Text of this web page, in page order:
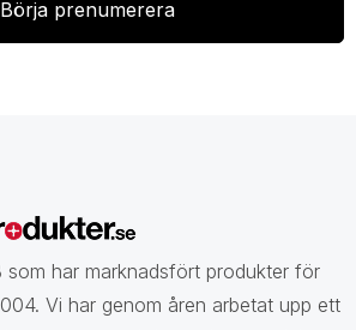
som har marknadsfört produkter för
Vi har genom åren arbetat upp ett